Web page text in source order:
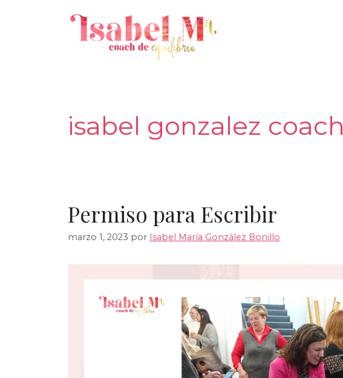
isabel gonzalez coach
Permiso para Escribir
marzo 1, 2023 por Isabel María González Bonillo